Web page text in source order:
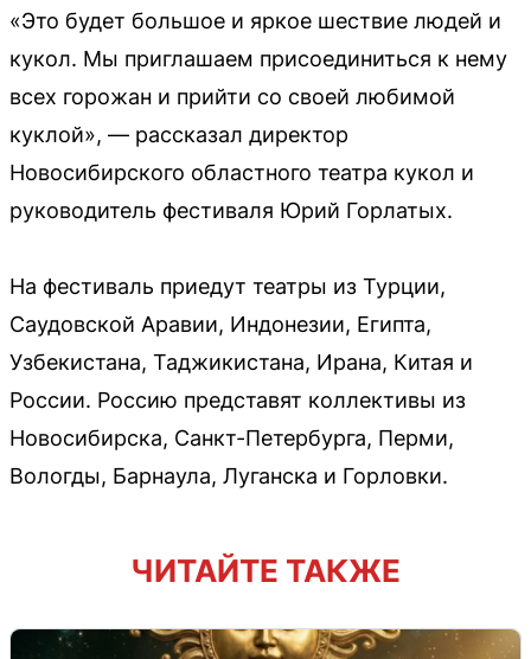
«Это будет большое и яркое шествие людей и
кукол. Мы приглашаем присоединиться к нему
всех горожан и прийти со своей любимой
куклой», — рассказал директор
Новосибирского областного театра кукол и
руководитель фестиваля Юрий Горлатых.
На фестиваль приедут театры из Турции,
Саудовской Аравии, Индонезии, Египта,
Узбекистана, Таджикистана, Ирана, Китая и
России. Россию представят коллективы из
Новосибирска, Санкт-Петербурга, Перми,
Вологды, Барнаула, Луганска и Горловки.
ЧИТАЙТЕ ТАКЖЕ